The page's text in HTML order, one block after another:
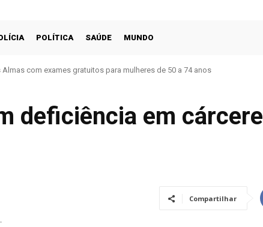
POLÍTICA SAÚDE MUNDO
com exames gratuitos para mulheres de 50 a 74 anos
deficiência em cárcere
Compartilhar